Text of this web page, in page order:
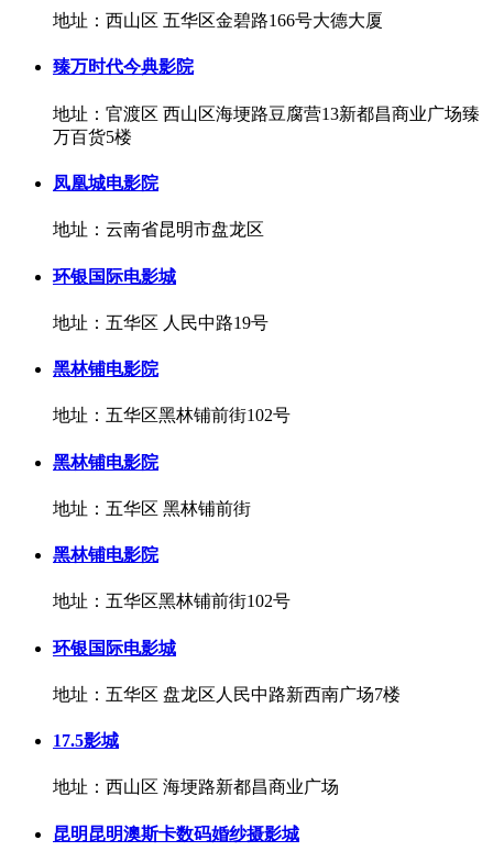
地址：西山区 五华区金碧路166号大德大厦
臻万时代今典影院
地址：官渡区 西山区海埂路豆腐营13新都昌商业广场臻
万百货5楼
凤凰城电影院
地址：云南省昆明市盘龙区
环银国际电影城
地址：五华区 人民中路19号
黑林铺电影院
地址：五华区黑林铺前街102号
黑林铺电影院
地址：五华区 黑林铺前街
黑林铺电影院
地址：五华区黑林铺前街102号
环银国际电影城
地址：五华区 盘龙区人民中路新西南广场7楼
17.5影城
地址：西山区 海埂路新都昌商业广场
昆明昆明澳斯卡数码婚纱摄影城